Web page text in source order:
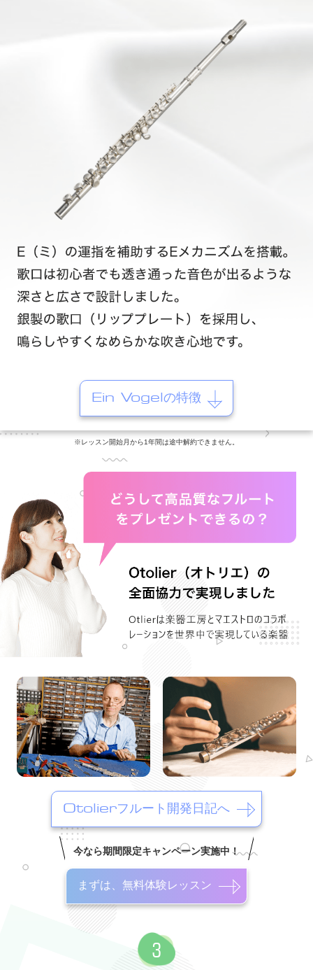
Ein Vogelの特徴
※レッスン開始月から1年間は途中解約できません。
Otolierフルート開発日記へ
今なら期間限定キャンペーン実施中！
まずは、無料体験レッスン